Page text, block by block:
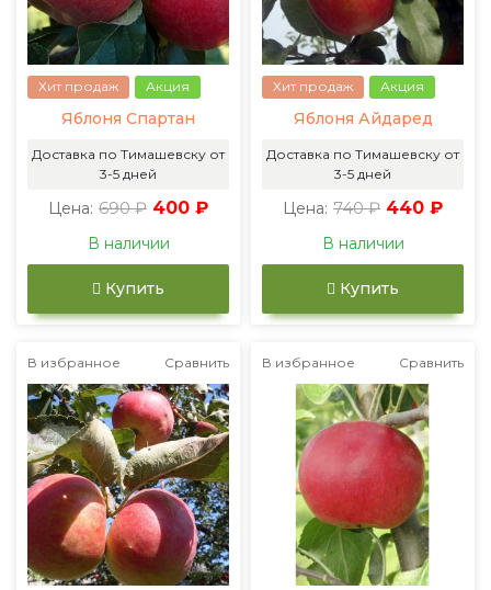
Хит продаж Акция
Яблоня Спартан
Доставка по Тимашевску от
3-5 дней
Цена: 690 ₽ 400 ₽
В наличии
Купить
Хит продаж Акция
Яблоня Айдаред
Доставка по Тимашевску от
3-5 дней
Цена: 740 ₽ 440 ₽
В наличии
Купить
В избранное Сравнить В избранное Сравнить